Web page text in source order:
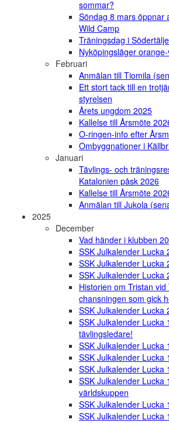
sommar?
Söndag 8 mars öppnar
Wild Camp
Träningsdag i
Nyköpingsläger
Februari
Anmälan till Tiomila
Ett stort tack till en
styrelsen
Årets ungdom 2025
Kallelse till Årsmöte
O-ringen-info efter
Ombyggnationer i
Januari
Tävlings- och
Katalonien påsk 2026
Kallelse till Årsmöte
Anmälan till Jukola
2025
December
Vad händer i klubben
SSK Julkalender Lucka
SSK Julkalender Lucka
SSK Julkalender Lucka
Historien om Tristan
chansningen som gick
SSK Julkalender Lucka
SSK Julkalender Lucka
tävlingsledare!
SSK Julkalender Lucka
SSK Julkalender Lucka
SSK Julkalender Lucka
SSK Julkalender Lucka
världskuppen
SSK Julkalender Lucka
SSK Julkalender Lucka